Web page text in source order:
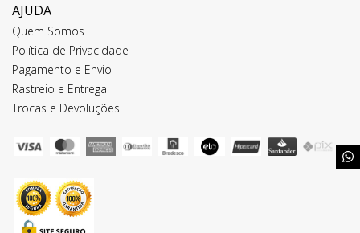
AJUDA
Quem Somos
Política de Privacidade
Pagamento e Envio
Rastreio e Entrega
Trocas e Devoluções